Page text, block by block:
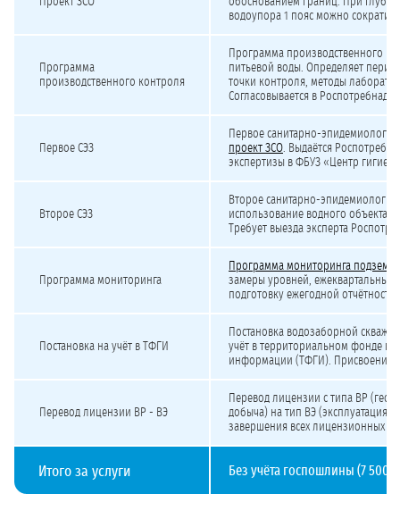
водоупора 1 пояс можно
Программа
производственного контроля
Программа производственного
питьевой воды. Определяет
точки контроля, методы
Согласовывается в
Первое СЭЗ
Первое санитарно-
проект ЗСО. Выдаётся
экспертизы в ФБУЗ «Центр
Второе СЭЗ
Второе санитарно-
использование водного объекта
Требует выезда эксперта
Программа мониторинга
Программа мониторинга
замеры уровней, ежеквартальные
подготовку ежегодной
Постановка на учёт в ТФГИ
Постановка водозаборной
учёт в территориальном фонде
информации (ТФГИ). Присвоение
Перевод лицензии ВР - ВЭ
Перевод лицензии с типа ВР
добыча) на тип ВЭ (эксплуатация).
завершения всех лицензионных
Итого за услуги Без учёта госпошлины (7 500